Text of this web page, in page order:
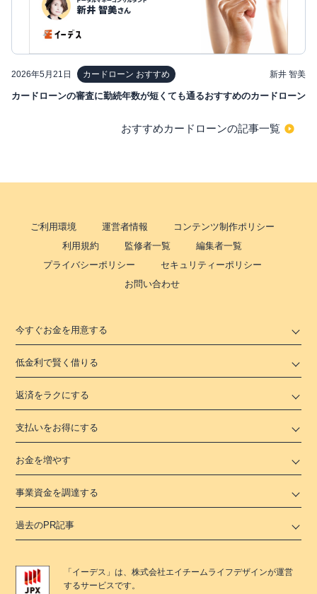
2026年5月21日 カードローン おすすめ 新井 智美
カードローンの審査に勤続年数が短くても通るおすすめのカードローン
おすすめカードローンの記事一覧
ご利用環境 運営者情報
コンテンツ制作ポリシー
利用規約
監修者一覧
編集者一覧
プライバシーポリシー
セキュリティーポリシー
お問い合わせ
今すぐお金を用意する
低金利で賢く借りる
返済をラクにする
支払いをお得にする
お金を増やす
事業資金を調達する
過去のPR記事
「 イーデス 」は、株式会社エイチームライフデザインが運営
するサービスです。